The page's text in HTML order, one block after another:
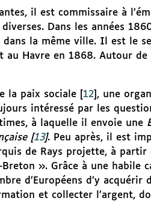
il est commissaire à
diverses. Dans les années
dans la même ville. Il est le
Havre en 1868. Autour
la paix sociale[ 12] , une
intéressé par les
à laquelle il envoie une
[13]. Peu après, il est
de Rays projette, à partir
». Grâce à une habile
d’Européens d’y
et collecter l’argent,